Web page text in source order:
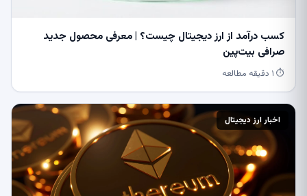
کسب درآمد از ارز دیجیتال چیست؟ | معرفی محصول جدید
صرافی بیت‌پین
⏱ ۱ دقیقه مطالعه
اخبار ارز دیجیتال